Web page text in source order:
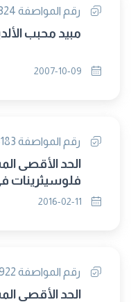
رقم المواصفة 3324 / 1998
مبيد محبب
رقم المواصفة 4183 / 2008
الحد الأقصى
فلوسيثرينات
رقم المواصفة 4922 / 2005
الحد الأقصى